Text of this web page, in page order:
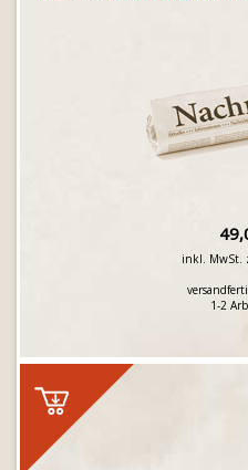
inkl. MwSt.
1-2